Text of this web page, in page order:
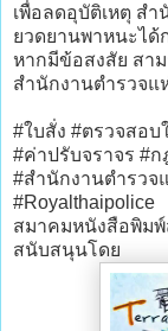
เพื่อลดอุบัติเหตุ ส
ยวดยานพาหนะได้
หากมีข้อสงสัย สา
สำนักงานตำรวจแ
#ใบสั่ง #ตรวจสอ
#ค่าปรับจราจร #ก
#สำนักงานตำรวจ
#Royalthaipolice
สมาคมหนังสือพิมพ์
สนับสนุนโดย